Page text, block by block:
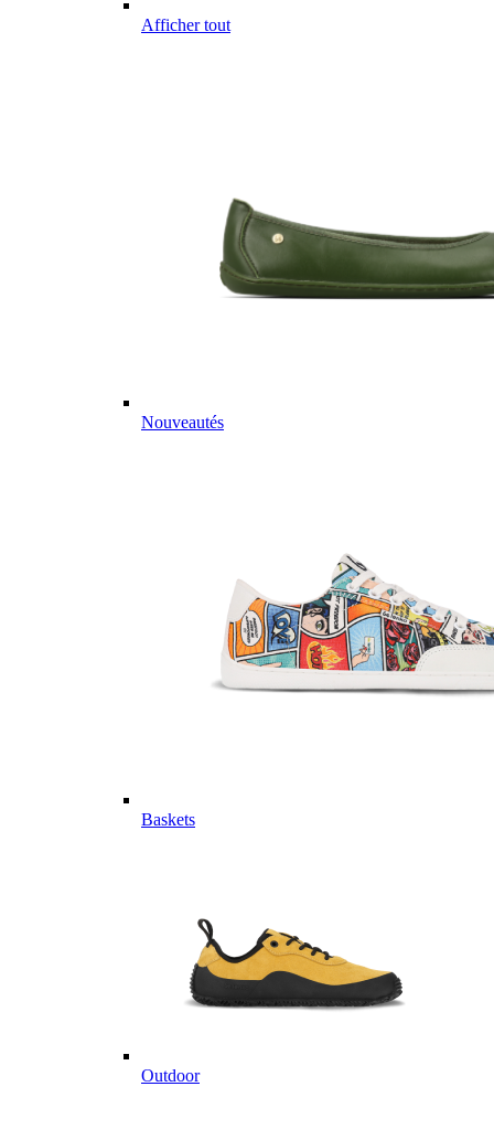
Afficher tout
Nouveautés
Baskets
Outdoor